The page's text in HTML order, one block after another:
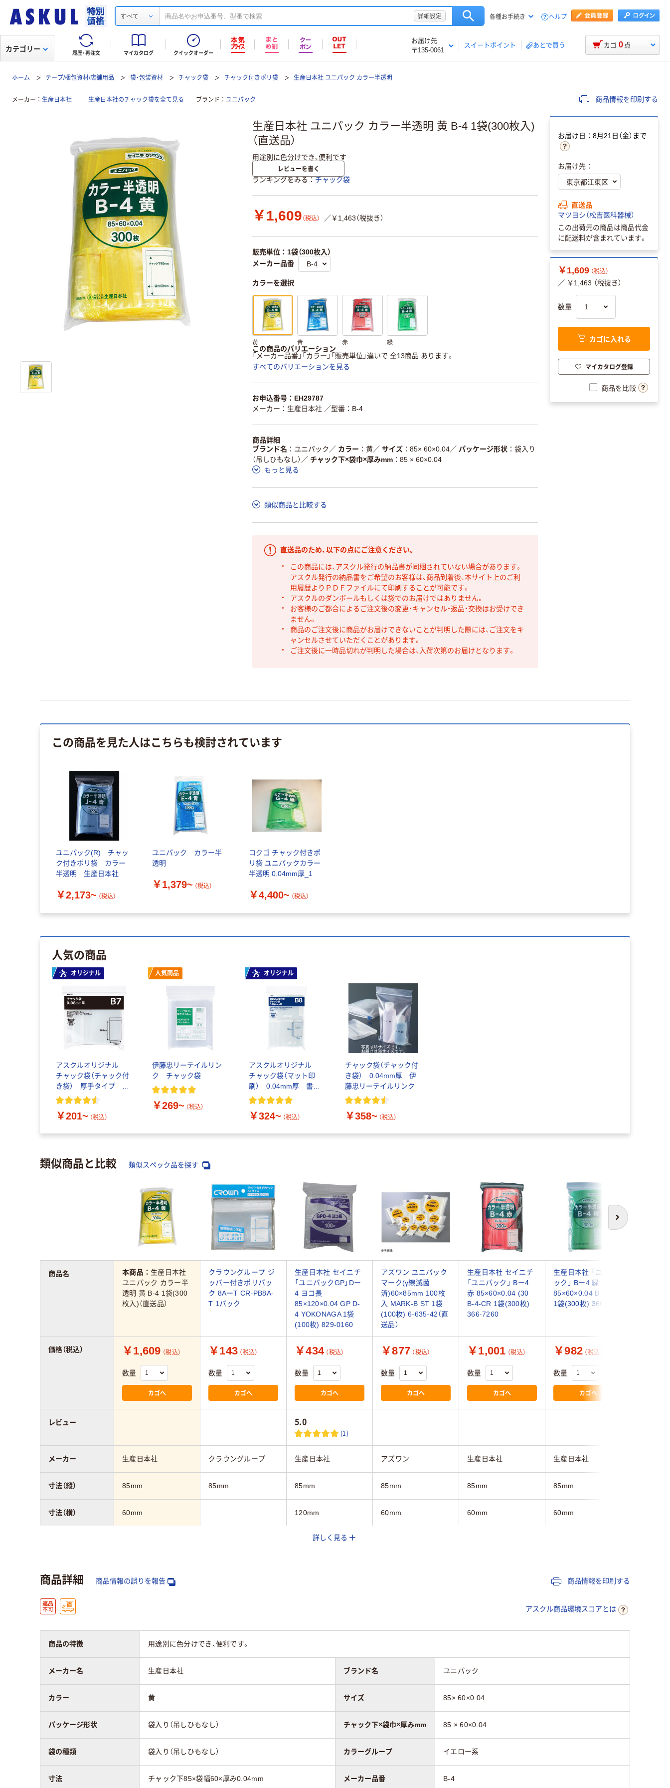
すべて 詳細設定 各種お手続き ヘルプ
履歴・再注文 マイカタログ クイックオーダー
お届け先
〒135-0061
スイートポイント あとで買う
カテゴリー カゴ 0 点
ホーム テープ/梱包資材/店舗用品 袋・包装資材 チャック袋 チャック付きポリ袋 生産日本社 ユニパック カラー半透明
メーカー 生産日本社 生産日本社のチャック袋を全て見る ブランド ユニパック 商品情報を印刷する
生産日本社 ユニパック カラー半透明 黄 B-4 1袋(300枚入)
（直送品）
用途別に色分けでき、便利です
レビューを書く
ランキングをみる チャック袋
￥1,609 （税込） ／￥1,463（税抜き）
販売単位：1袋（300枚入）
メーカー品番
カラーを選択
黄 青 赤 緑
この商品のバリエーション
「メーカー品番」「カラー」「販売単位」違いで 全13商品 あります。
すべてのバリエーションを見る
お申込番号：EH29787
メーカー：生産日本社 ／型番：B-4
商品詳細
ブランド名
ユニパック ／ カラー 黄／ サイズ 85× 60×0.04／ パッケージ形状
袋入り
（吊しひもなし） ／ チャック下×袋巾×厚みmm
85 × 60×0.04
もっと見る
類似商品と比較する
直送品のため、以下の点にご注意ください。
この商品には、アスクル発行の納品書が同梱されていない場合があります。
アスクル発行の納品書をご希望のお客様は、商品到着後、本サイト上のご利
用履歴よりＰＤＦファイルにて印刷することが可能です。
アスクルのダンボールもしくは袋でのお届けではありません。
お客様のご都合によるご注文後の変更・キャンセル・返品・交換はお受けでき
ません。
商品のご注文後に商品がお届けできないことが判明した際には、ご注文をキ
ャンセルさせていただくことがあります。
ご注文後に一時品切れが判明した場合は、入荷次第のお届けとなります。
お届け日：8月21日（金）まで
お届け先：
直送品
マツヨシ（松吉医科器械）
この出荷元の商品は商品代金
に配送料が含まれています。
￥1,609 （税込）
／ ￥1,463 （税抜き）
数量
カゴに入れる
マイカタログ登録
商品を比較
この商品を見た人はこちらも検討されています
ユニパック(R) チャッ
ク付きポリ袋 カラー
半透明 生産日本社
￥2,173~ （税込）
ユニパック カラー半
透明
￥1,379~ （税込）
コクゴ チャック付きポ
リ袋 ユニパックカラー
半透明 0.04mm厚_1
￥4,400~ （税込）
人気の商品
オリジナル
アスクルオリジナル
チャック袋（チャック付
き袋） 厚手タイプ
0.08mm厚
￥201~ （税込）
人気商品
伊藤忠リーテイルリン
ク チャック袋
￥269~ （税込）
オリジナル
アスクルオリジナル
チャック袋（マット印
刷） 0.04mm厚 書き
込み欄付き
￥324~ （税込）
チャック袋（チャック付
き袋） 0.04mm厚 伊
藤忠リーテイルリンク
￥358~ （税込）
類似商品と比較 類似スペック品を探す
次へ
本商品： 生産日本社
ユニパック カラー半
透明 黄 B-4 1袋(300
枚入)（直送品）
クラウングループ ジ
ッパー付きポリバッ
ク 8AーT CR-PB8A-
T 1パック
生産日本社 セイニチ
「ユニパックGP」Dー
4 ヨコ長
85×120×0.04 GP D-
4 YOKONAGA 1袋
(100枚) 829-0160
アズワン ユニパック
マーク(γ線滅菌
済)60×85mm 100枚
入 MARK-B ST 1袋
(100枚) 6-635-42（直
送品）
生産日本社 セイニチ
「ユニパック」 Bー4
赤 85×60×0.04 (30
B-4-CR 1袋(300枚)
366-7260
生産日本社 「ユニパ
ック」 Bー4 緑
85×60×0.04 B-4-CG
1袋(300枚) 366-7251
￥1,609 （税込）
数量
カゴへ
￥143 （税込）
数量
カゴへ
￥434 （税込）
数量
カゴへ
￥877 （税込）
数量
カゴへ
￥1,001 （税込）
数量
カゴへ
￥982 （税込）
数量
カゴへ
5.0
(1)
生産日本社 クラウングループ 生産日本社 アズワン 生産日本社 生産日本社
85mm 85mm 85mm 85mm 85mm 85mm
60mm 120mm 60mm 60mm 60mm
クリア(透明・半透明)
袋入り（吊しひもな
チャック付ポリ袋
商品名
価格（税込）
レビュー
メーカー
寸法（縦）
寸法（横）
袋の種類
材質
詳しく見る
商品詳細 商品情報の誤りを報告 商品情報を印刷する
アスクル商品環境スコアとは
商品の特徴 用途別に色分けでき、便利です。
メーカー名 生産日本社 ブランド名 ユニパック
カラー 黄 サイズ 85× 60×0.04
パッケージ形状 袋入り（吊しひもなし） チャック下×袋巾×厚みmm 85 × 60×0.04
袋の種類 袋入り（吊しひもなし） カラーグループ イエロー系
寸法 チャック下85×袋幅60×厚み0.04mm メーカー品番 B-4